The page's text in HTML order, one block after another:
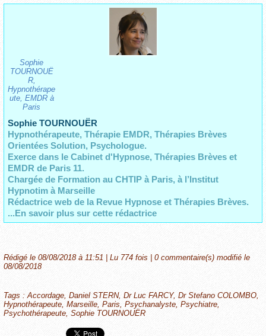
Sophie
TOURNOUË
R,
Hypnothérape
ute, EMDR à
Paris
Sophie TOURNOUËR
Hypnothérapeute, Thérapie EMDR, Thérapies Brèves
Orientées Solution, Psychologue.
Exerce dans le Cabinet d'Hypnose, Thérapies Brèves et
EMDR de Paris 11.
Chargée de Formation au CHTIP à Paris, à l’Institut
Hypnotim à Marseille
Rédactrice web de la Revue Hypnose et Thérapies Brèves.
...En savoir plus sur cette rédactrice
Rédigé le 08/08/2018 à 11:51 | Lu 774 fois | 0commentaire(s) modifié le
08/08/2018
Tags :Accordage, Daniel STERN, Dr Luc FARCY, Dr Stefano COLOMBO,
Hypnothérapeute, Marseille, Paris, Psychanalyste, Psychiatre,
Psychothérapeute, Sophie TOURNOUËR